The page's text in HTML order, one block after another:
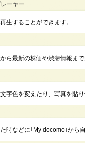
ーヤー
生することができます。
ら最新の株価や渋滞情報ま
字色を変えたり、写真を貼
時などに｢My docomo｣から